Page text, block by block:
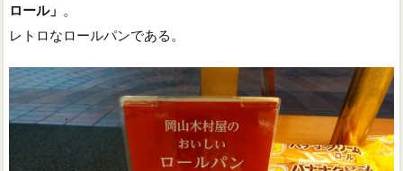
ロール」 。
レトロなロールパンである。